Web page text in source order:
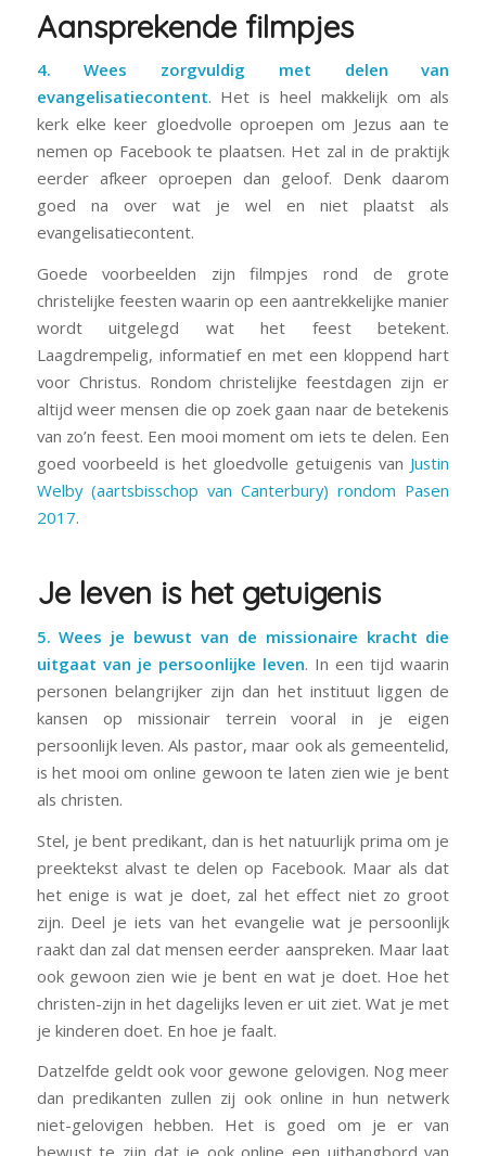
Aansprekende filmpjes
4. Wees zorgvuldig met delen van
evangelisatiecontent. Het is heel makkelijk om als
kerk elke keer gloedvolle oproepen om Jezus aan te
nemen op Facebook te plaatsen. Het zal in de praktijk
eerder afkeer oproepen dan geloof. Denk daarom
goed na over wat je wel en niet plaatst als
evangelisatiecontent.
Goede voorbeelden zijn filmpjes rond de grote
christelijke feesten waarin op een aantrekkelijke manier
wordt uitgelegd wat het feest betekent.
Laagdrempelig, informatief en met een kloppend hart
voor Christus. Rondom christelijke feestdagen zijn er
altijd weer mensen die op zoek gaan naar de betekenis
van zo’n feest. Een mooi moment om iets te delen. Een
goed voorbeeld is het gloedvolle getuigenis van Justin
Welby (aartsbisschop van Canterbury) rondom Pasen
2017.
Je leven is het getuigenis
5. Wees je bewust van de missionaire kracht die
uitgaat van je persoonlijke leven. In een tijd waarin
personen belangrijker zijn dan het instituut liggen de
kansen op missionair terrein vooral in je eigen
persoonlijk leven. Als pastor, maar ook als gemeentelid,
is het mooi om online gewoon te laten zien wie je bent
als christen.
Stel, je bent predikant, dan is het natuurlijk prima om je
preektekst alvast te delen op Facebook. Maar als dat
het enige is wat je doet, zal het effect niet zo groot
zijn. Deel je iets van het evangelie wat je persoonlijk
raakt dan zal dat mensen eerder aanspreken. Maar laat
ook gewoon zien wie je bent en wat je doet. Hoe het
christen-zijn in het dagelijks leven er uit ziet. Wat je met
je kinderen doet. En hoe je faalt.
Datzelfde geldt ook voor gewone gelovigen. Nog meer
dan predikanten zullen zij ook online in hun netwerk
niet-gelovigen hebben. Het is goed om je er van